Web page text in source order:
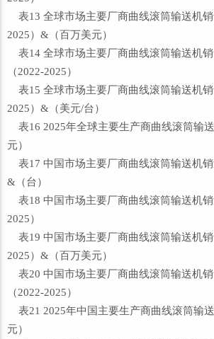
表13 全球市场主要厂商曲线滚筒输送机
2025）&（百万美元）
表14 全球市场主要厂商曲线滚筒输送机
（2022-2025）
表15 全球市场主要厂商曲线滚筒输送机
2025）&（美元/台）
表16 2025年全球主要生产商曲线滚筒输
元）
表17 中国市场主要厂商曲线滚筒输送机销
&（台）
表18 中国市场主要厂商曲线滚筒输送机
2025）
表19 中国市场主要厂商曲线滚筒输送机
2025）&（百万美元）
表20 中国市场主要厂商曲线滚筒输送机
（2022-2025）
表21 2025年中国主要生产商曲线滚筒输
元）